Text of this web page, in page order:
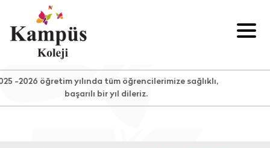
yılında tüm öğrencilerimize sağlıklı,
başarılı bir yıl dileriz.